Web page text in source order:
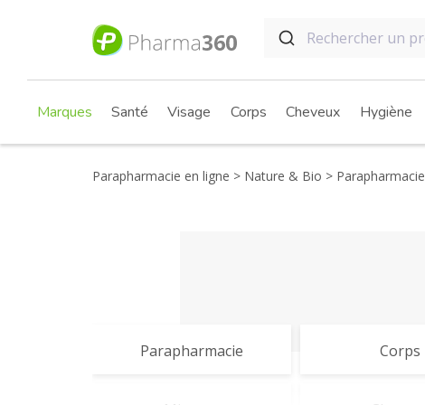
Marques Santé Visage Corps Cheveux Hygiène
Parapharmacie en ligne Nature & Bio Parapharmacie
Parapharmacie Corps